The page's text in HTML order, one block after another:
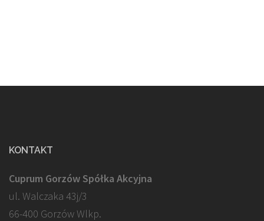
KONTAKT
Cuprum Gorzów Spółka Akcyjna
ul. Walczaka 43j/3
66-400 Gorzów Wlkp.